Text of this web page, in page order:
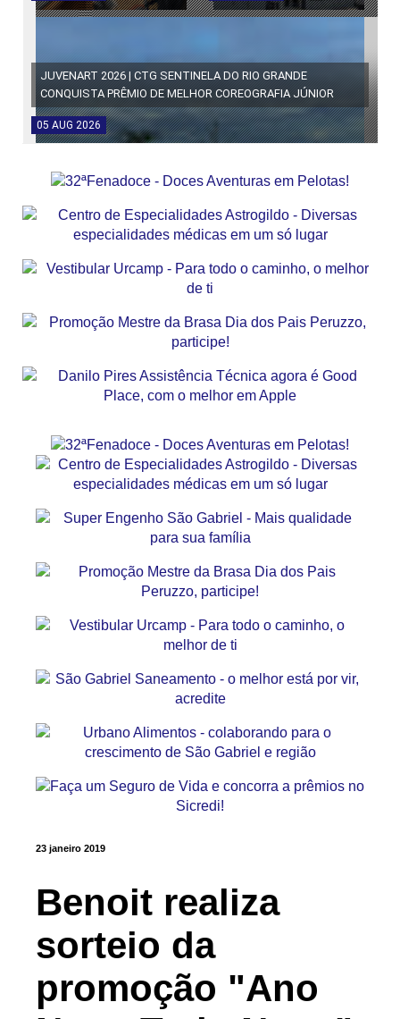
JUVENART 2026 | CTG SENTINELA DO RIO GRANDE
CONQUISTA PRÊMIO DE MELHOR COREOGRAFIA JÚNIOR
05 AUG 2026
23 janeiro 2019
Benoit realiza
sorteio da
promoção "Ano